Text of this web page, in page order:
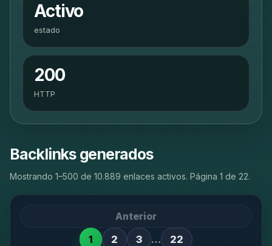
Activo
estado
200
HTTP
Backlinks generados
Mostrando 1–500 de 10.889 enlaces activos. Página 1 de 22.
Anterior
1
2 3 …
22